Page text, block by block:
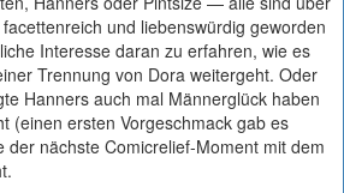
und liebenswürdig geworden
Interesse daran zu erfahren, wie es
Trennung von Dora weitergeht. Oder
Hanners auch mal Männerglück haben
(einen ersten Vorgeschmack gab es
der nächste Comicrelief-Moment mit dem